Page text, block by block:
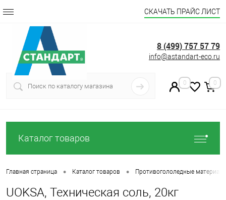
СКАЧАТЬ ПРАЙС ЛИСТ
8 (499) 757 57 79
info@astandart-eco.ru
0 0
Каталог товаров
Главная страница • Каталог товаров • Противогололедные
UOKSA, Техническая соль, 20кг